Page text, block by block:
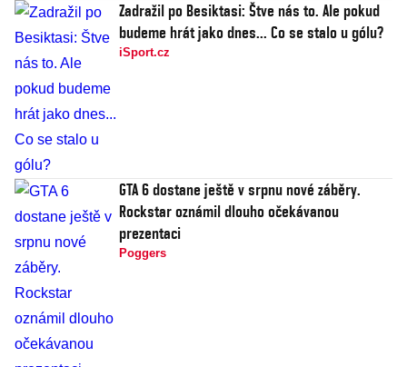
Zadražil po Besiktasi: Štve nás to. Ale pokud
budeme hrát jako dnes... Co se stalo u gólu?
iSport.cz
GTA 6 dostane ještě v srpnu nové záběry.
Rockstar oznámil dlouho očekávanou
prezentaci
Poggers